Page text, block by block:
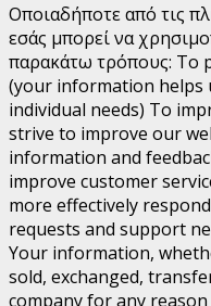
Οποιαδήποτε από τις
εσάς μπορεί να
παρακάτω τρόπους: To
(your information
individual needs) To
strive to improve our
information and
improve customer
more effectively
requests and support
Your information,
sold, exchanged,
company for any